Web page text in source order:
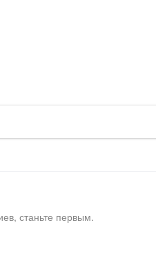
станьте первым.